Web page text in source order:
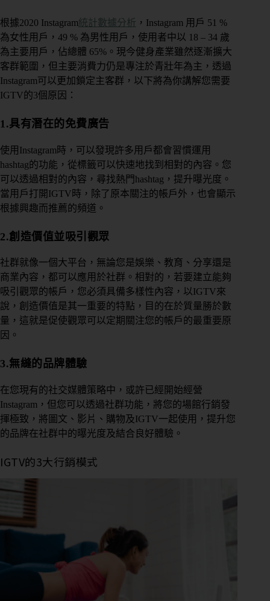
根據2020 Instagram統計數據分析 ，Instagram 用戶 51 %
為女性用戶，49 % 為男性用戶，使用者中以 18 – 34 歲
為主要用戶，佔總體 65%。現今健身產業雖然逐漸擴大
客群範圍，但主要消費力仍是專注於青壯年為主，透過
Instagram可以更加鎖定主客群，以下將為你講解您需要
IGTV的3個原因：
1.具有潛在的免費廣告
使用 Instagram時，可以發現許多用戶都會習慣運用
hashtag的功能，從標籤可以快速地找到相對的內容。您
可以透過相對的內容，尋找熱門hashtag，提升曝光度。
當用戶打開IGTV時，除了原本關注的帳戶外，也會顯示
根據興趣而推薦的頻道。
2.創造價值並吸引觀眾
社群就像一個大平台，無論您是娛樂、教育、分享還是
商業內容，都可以應用於社群。相對的，若要建立能夠
吸引觀眾的帳戶，您必須具備多樣性內容，以IGTV來
說，創造價值是其一重要的特點，
目的在於質量勝於數
量，這就是促使觀眾可以定期關注您的帳戶的最重要原
因。
3.無縫的品牌體驗
在您現有的社交媒體策略中，或許已經開始經營
Instagram，但您可以透過社群功能，將您的場館行銷發
揮極致，將圖文、影片、購物及IGTV一起使用，提升您
的品牌在社群中的曝光度及結合良好體驗。
IGTV的3大行銷模式